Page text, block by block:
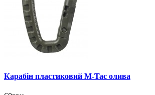
Карабін пластиковий M-Tac олива